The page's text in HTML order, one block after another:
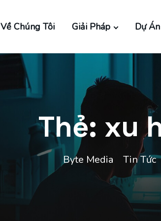
Về Chúng Tôi Giải Pháp Dự Án
Thẻ: xu
Byte Media Tin Tức